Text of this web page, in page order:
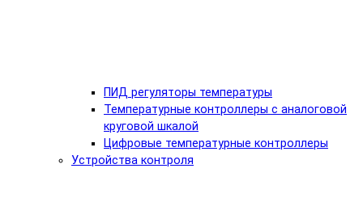
ПИД регуляторы температуры
Температурные контроллеры с аналоговой
круговой шкалой
Цифровые температурные контроллеры
Устройства контроля